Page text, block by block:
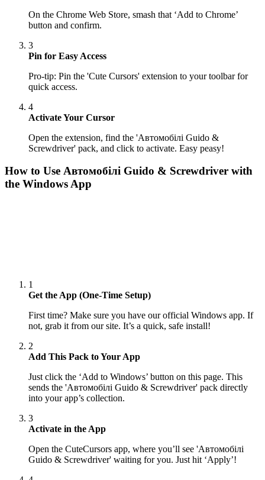
On the Chrome Web Store, smash that ‘Add to Chrome’
button and confirm.
3
Pin for Easy Access
Pro-tip: Pin the 'Cute Cursors' extension to your toolbar for
quick access.
4
Activate Your Cursor
Open the extension, find the 'Автомобілі Guido &
Screwdriver' pack, and click to activate. Easy peasy!
How to Use Автомобілі Guido & Screwdriver with
the Windows App
1
Get the App (One-Time Setup)
First time? Make sure you have our official Windows app. If
not, grab it from our site. It’s a quick, safe install!
2
Add This Pack to Your App
Just click the ‘Add to Windows’ button on this page. This
sends the 'Автомобілі Guido & Screwdriver' pack directly
into your app’s collection.
3
Activate in the App
Open the CuteCursors app, where you’ll see 'Автомобілі
Guido & Screwdriver' waiting for you. Just hit ‘Apply’!